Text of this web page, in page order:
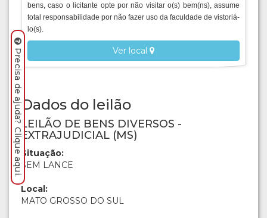
bens, caso o licitante opte por não visitar o(s) bem(ns), assume
total responsabilidade por não fazer uso da faculdade de vistoriá-
lo(s).
Ver local
Dados do leilão
LEILÃO DE BENS DIVERSOS -
EXTRAJUDICIAL (MS)
Situação:
SEM LANCE
Local:
MATO GROSSO DO SUL
Precisa de ajuda? Clique aqui.